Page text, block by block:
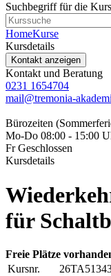
Suchbegriff für die
HomeKurse
Kursdetails
Kontakt anzeigen
Kontakt und Beratung
0231 1654704
mail@tremonia-
Bürozeiten
Mo-Do 08:00 - 15:00
Fr Geschlossen
Kursdetails
für
Freie Plätze
Kursnr.